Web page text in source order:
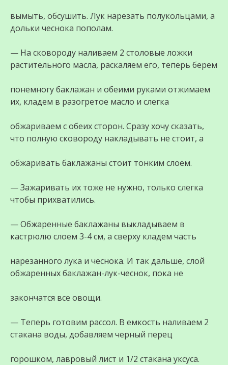
вымыть, обсушить. Лук нарезать полукольцами, а
дольки чеснока пополам.
— На сковороду наливаем 2 столовые ложки
растительного масла, раскаляем его, теперь берем
понемногу баклажан и обеими руками отжимаем
их, кладем в разогретое масло и слегка
обжариваем с обеих сторон. Сразу хочу сказать,
что полную сковороду накладывать не стоит, а
обжаривать баклажаны стоит тонким слоем.
— Зажаривать их тоже не нужно, только слегка
чтобы прихватились.
— Обжаренные баклажаны выкладываем в
кастрюлю слоем 3-4 см, а сверху кладем часть
нарезанного лука и чеснока. И так дальше, слой
обжаренных баклажан-лук-чеснок, пока не
закончатся все овощи.
— Теперь готовим рассол. В емкость наливаем 2
стакана воды, добавляем черный перец
горошком, лавровый лист и 1/2 стакана уксуса.